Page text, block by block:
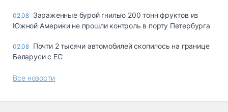
02.08 Зараженные бурой гнилью 200 тонн фруктов из
Южной Америки не прошли контроль в порту Петербурга
02.08 Почти 2 тысячи автомобилей скопилось на границе
Беларуси с ЕС
Все новости